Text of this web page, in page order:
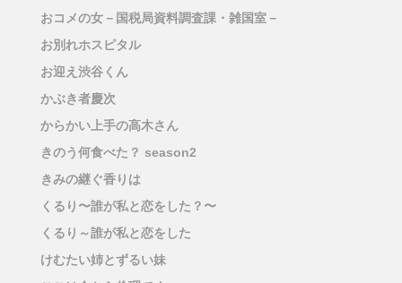
おコメの女－国税局資料調査課・雑国室－
お別れホスピタル
お迎え渋谷くん
かぶき者慶次
からかい上手の高木さん
きのう何食べた？ season2
きみの継ぐ香りは
くるり〜誰が私と恋をした？〜
くるり～誰が私と恋をした
けむたい姉とずるい妹